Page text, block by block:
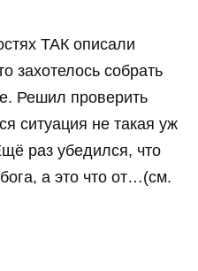
ТАК описали
захотелось собрать
Решил проверить
ситуация не такая уж
раз убедился, что
а это что от…(см.